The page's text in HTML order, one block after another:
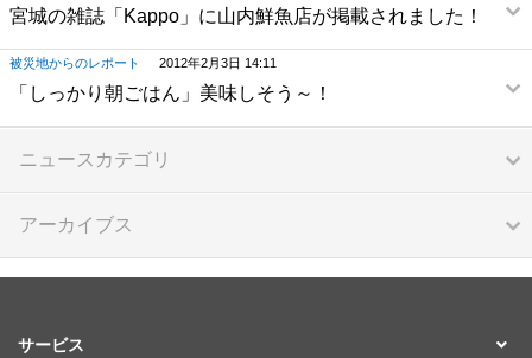
宮城の雑誌「Kappo」に山内鮮魚店が掲載されました！
被災地からのレポート 2012年2月3日 14:11
「しっかり朝ごはん」美味しそう～！
ニュースカテゴリ
アーカイブス
サービス